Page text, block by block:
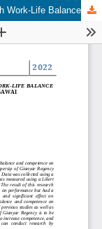
Peran Stres Kerja dalam Memediasi Pengaruh Work-Life Balance dan Kompetensi terhadap Kinerja Pegawai